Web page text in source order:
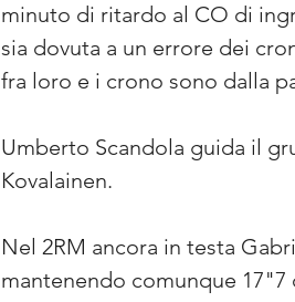
minuto di ritardo al CO di
sia dovuta a un errore dei
fra loro e i crono sono dalla
Umberto Scandola guida il
Kovalainen.
Nel 2RM ancora in testa
mantenendo comunque